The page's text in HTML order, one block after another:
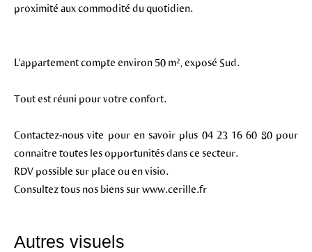
proximité aux commodité du quotidien.
L'appartement compte environ 50 m², exposé Sud.
Tout est réuni pour votre confort.
Contactez-nous vite pour en savoir plus 04 23 16 60 80 pour
connaitre toutes les opportunités dans ce secteur.
RDV possible sur place ou en visio.
Consultez tous nos biens sur www.cerille.fr
Autres visuels